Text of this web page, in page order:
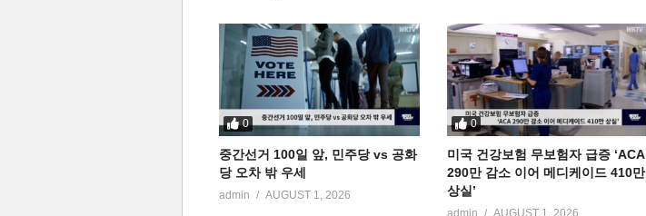
0
중간선거 100일 앞, 민주당 vs 공화
당 오차 밖 우세
admin AUGUST 1, 2026
0
미국 건강보험 무보험자 급증 ‘ACA
290만 감소 이어 메디케이드 410만
상실’
admin AUGUST 1, 2026